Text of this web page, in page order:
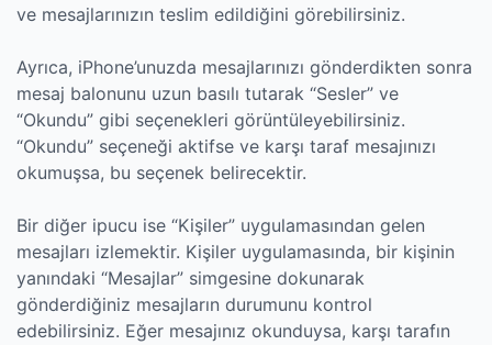
ve mesajlarınızın teslim edildiğini görebilirsiniz.
Ayrıca, iPhone’unuzda mesajlarınızı gönderdikten sonra
mesaj balonunu uzun basılı tutarak “Sesler” ve
“Okundu” gibi seçenekleri görüntüleyebilirsiniz.
“Okundu” seçeneği aktifse ve karşı taraf mesajınızı
okumuşsa, bu seçenek belirecektir.
Bir diğer ipucu ise “Kişiler” uygulamasından gelen
mesajları izlemektir. Kişiler uygulamasında, bir kişinin
yanındaki “Mesajlar” simgesine dokunarak
gönderdiğiniz mesajların durumunu kontrol
edebilirsiniz. Eğer mesajınız okunduysa, karşı tarafın